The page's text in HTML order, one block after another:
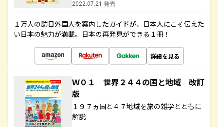
2022.07.21 発売
１万人の訪日外国人を案内したガイドが、日本人にこそ伝えた
い日本の魅力が満載。日本の再発見ができる１冊！
詳細を見る
Ｗ０１ 世界２４４の国と地域 改訂
版
１９７ヵ国と４７地域を旅の雑学とともに
解説